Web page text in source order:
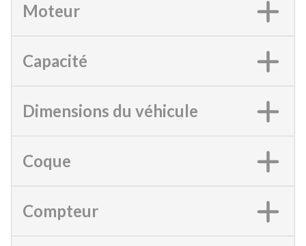
Moteur
Capacité
Dimensions du véhicule
Coque
Compteur